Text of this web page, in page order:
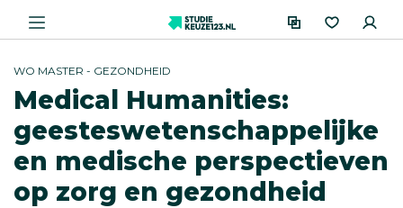
WO MASTER - GEZONDHEID
Medical Humanities:
geesteswetenschappelijke
en medische perspectieven
op zorg en gezondheid